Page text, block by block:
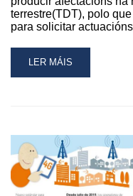
terrestre(TDT), polo
para solicitar
READ
MORE
PERÍODO
DE
SOLICITAR
ACTUACIÓNS
GRATUÍTAS
LER MÁIS